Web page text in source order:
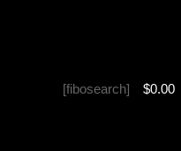
[fibosearch] $0.00